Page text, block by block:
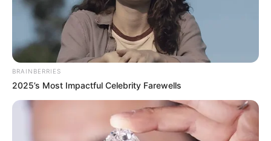
NUMEROS ASTRO QUINTE CHANCE DU JOUR
Spécial Tocard du PRIX DU CHATEAU DE
PIERREFONDS
Le spécial Tocard de meilleur pronostic est assurément un
jeu spéculatif donc risqué…
4 SANTURIN
BRAINBERRIES
2025’s Most Impactful Celebrity Farewells